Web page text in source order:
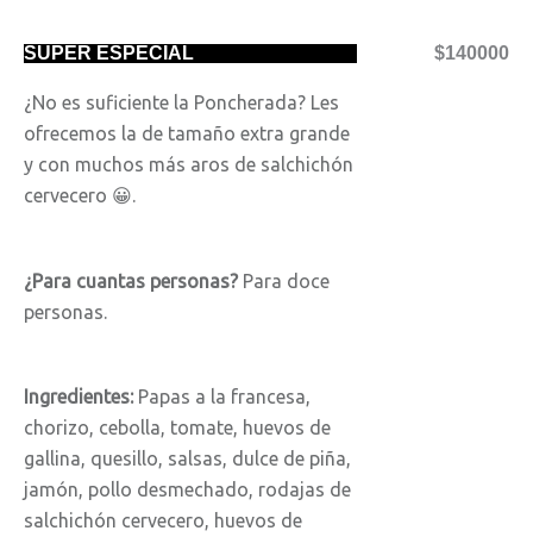
SUPER ESPECIAL
¿No es suficiente la Poncherada? Les
ofrecemos la de tamaño extra grande
y con muchos más aros de salchichón
cervecero 😀.
¿Para cuantas personas? Para doce
personas.
Ingredientes:Papas a la francesa,
chorizo, cebolla, tomate, huevos de
gallina, quesillo, salsas, dulce de piña,
jamón, pollo desmechado, rodajas de
salchichón cervecero, huevos de
$140000